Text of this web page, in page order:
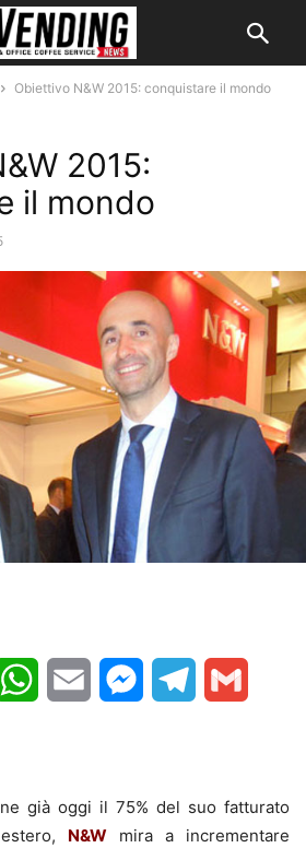
Obiettivo N&W 2015: conquistare il mondo
2015:
il mondo
WhatsApp
Email MessengerTelegram
già oggi il 75% del suo fatturato
N&W mira a incrementare